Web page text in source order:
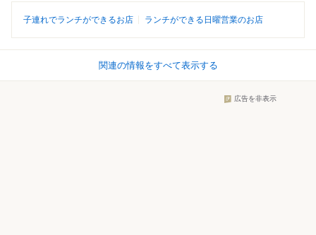
子連れでランチができるお店 ランチができる日曜営業のお店
関連の情報をすべて表示する
広告を非表示